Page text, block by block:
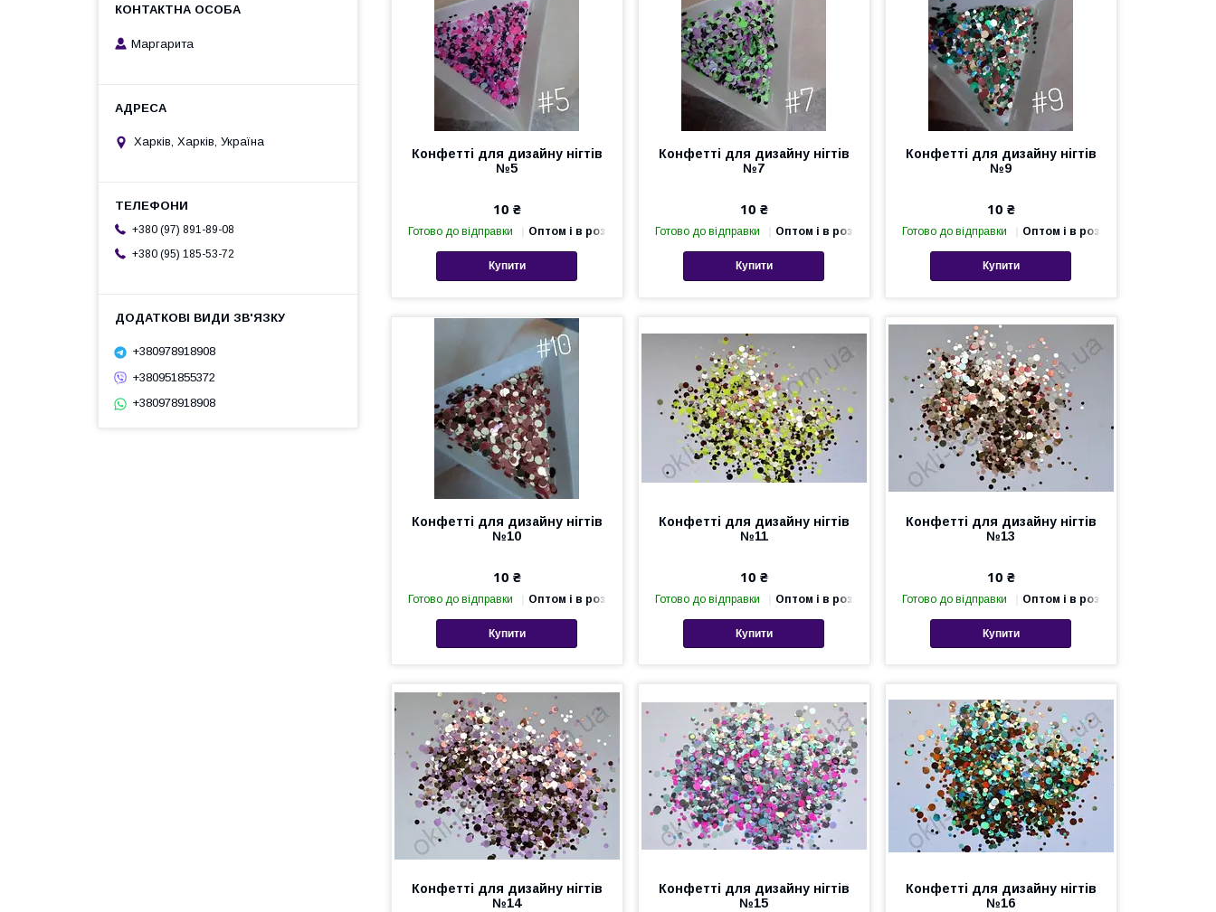
Конфетті для дизайну нігтів
№5
10 ₴
Готово до відправки Оптом і в роздріб
Купити
Конфетті для дизайну нігтів
№7
10 ₴
Готово до відправки Оптом і в роздріб
Купити
Конфетті для дизайну нігтів
№9
10 ₴
Готово до відправки Оптом і в роздріб
Купити
Конфетті для дизайну нігтів
№10
10 ₴
Готово до відправки Оптом і в роздріб
Купити
Конфетті для дизайну нігтів
№11
10 ₴
Готово до відправки Оптом і в роздріб
Купити
Конфетті для дизайну нігтів
№13
10 ₴
Готово до відправки Оптом і в роздріб
Купити
Конфетті для дизайну нігтів
№14
Конфетті для дизайну нігтів
№15
Конфетті для дизайну нігтів
№16
Маргарита
Харків, Харків, Україна
+380 (97) 891-89-08
+380 (95) 185-53-72
+380978918908
+380951855372
+380978918908